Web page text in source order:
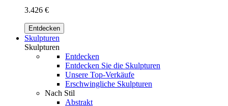
3.426 €
Entdecken
Skulpturen
Skulpturen
Entdecken
Entdecken Sie die Skulpturen
Unsere Top-Verkäufe
Erschwingliche Skulpturen
Nach Stil
Abstrakt